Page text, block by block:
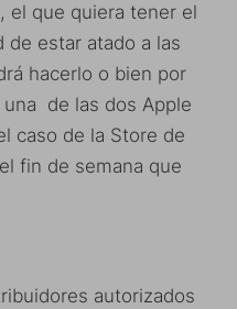
el que quiera tener el
de estar atado a las
hacerlo o bien por
de las dos Apple
caso de la Store de
fin de semana que
autorizados